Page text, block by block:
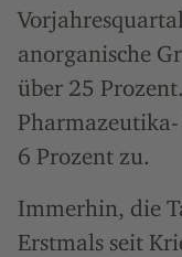
anorganische
über 25
6 Prozent zu.
Immerhin, die
Erstmals seit